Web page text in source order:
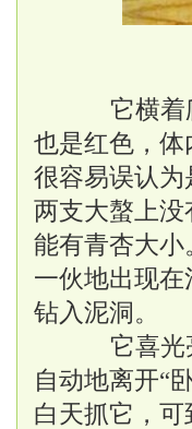
它横着爬
也是红色，
很容易误认
两支大螯上
能有青杏大
一伙地出现
钻入泥洞。
它喜光亮
自动地离开“
白天抓它，